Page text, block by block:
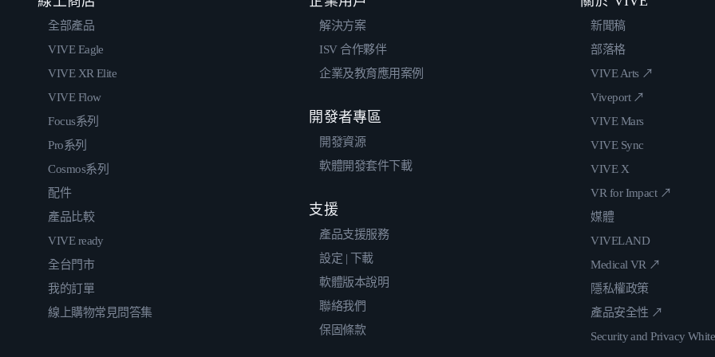
全部產品
VIVE Eagle
VIVE XR Elite
VIVE Flow
Focus系列
Pro系列
Cosmos系列
配件
產品比較
VIVE ready
全台門市
我的訂單
線上購物常見問答集
解決方案
ISV 合作夥伴
企業及教育應用案例
開發者專區
開發資源
軟體開發套件下載
支援
產品支援服務
設定 | 下載
軟體版本說明
聯絡我們
保固條款
新聞稿
部落格
VIVE Arts ↗
Viveport ↗
VIVE Mars
VIVE Sync
VIVE X
VR for Impact ↗
媒體
VIVELAND
Medical VR ↗
隱私權政策
產品安全性 ↗
Security and Privacy